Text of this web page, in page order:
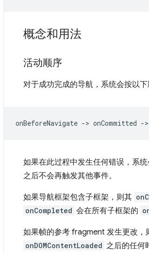
概念和用法
活动顺序
对于成功完成的导航，系统会按以下
如果在此过程中发生任何错误，系
之后不会再触发其他事件。
如果导航框架包含子框架，则其
onCompleted 会在所有子框架的
如果帧的参考 fragment 发生更改，
onDOMContentLoaded 之后的任何